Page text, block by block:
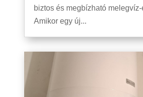
biztos és megbízható
Amikor egy új...